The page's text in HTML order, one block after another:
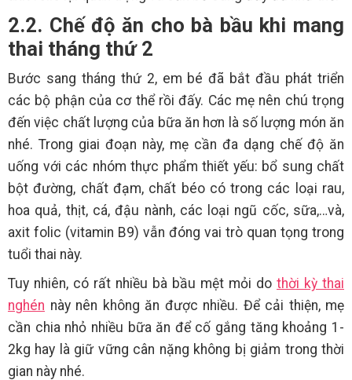
2.2. Chế độ ăn cho bà bầu khi mang
thai tháng thứ 2
Bước sang tháng thứ 2, em bé đã bắt đầu phát triển
các bộ phận của cơ thể rồi đấy. Các mẹ nên chú trọng
đến việc chất lượng của bữa ăn hơn là số lượng món ăn
nhé. Trong giai đoạn này, mẹ cần đa dạng chế độ ăn
uống với các nhóm thực phẩm thiết yếu: bổ sung chất
bột đường, chất đạm, chất béo có trong các loại rau,
hoa quả, thịt, cá, đậu nành, các loại ngũ cốc, sữa,…và,
axit folic (vitamin B9) vẫn đóng vai trò quan tọng trong
tuổi thai này.
Tuy nhiên, có rất nhiều bà bầu mệt mỏi do thời kỳ thai
nghén này nên không ăn được nhiều. Để cải thiện, mẹ
cần chia nhỏ nhiều bữa ăn để cố gắng tăng khoảng 1-
2kg hay là giữ vững cân nặng không bị giảm trong thời
gian này nhé.